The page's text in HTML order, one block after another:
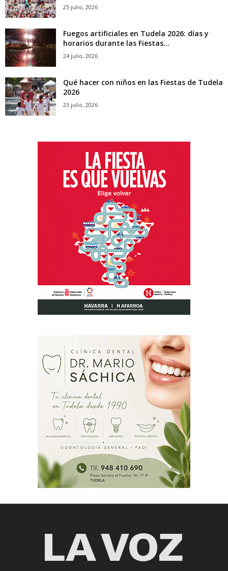
25 julio, 2026
Fuegos artificiales en Tudela 2026: días y
horarios durante las Fiestas...
24 julio, 2026
Qué hacer con niños en las Fiestas de Tudela
2026
23 julio, 2026